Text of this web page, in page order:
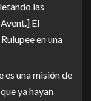
las
El
en una
es una misión de
ya hayan